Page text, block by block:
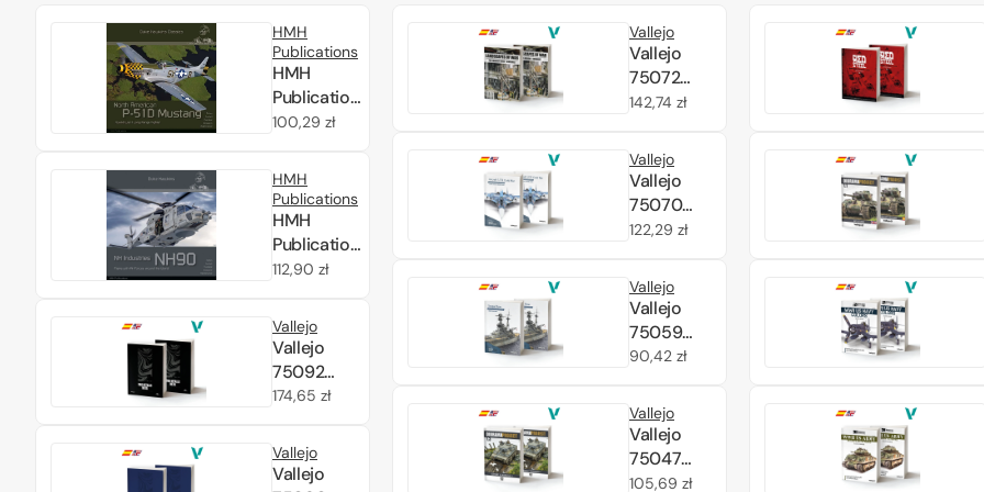
HMH
Publications
HMH
Publications
DH-C006
American
P-51 D
Mustang
(English
Version)
Cena
100,29 zł
HMH
Publications
HMH
Publications
DH-043 NH
NH90 -
Flying With
Air Forces
Around The
Version)
Cena
112,90 zł
Vallejo
Vallejo
75092
True
Metal BSL
System
Cena
174,65 zł
Vallejo
Vallejo
Vallejo
Vallejo
75072
Landscapes
5 (ES)
Cena
142,74 zł
Vallejo
Vallejo
75070
Aircraft
War (ES)
Cena
122,29 zł
Vallejo
Vallejo
75059
Scapa
Cena
90,42 zł
Vallejo
Vallejo
75047
Diorama
Cena
105,69 zł